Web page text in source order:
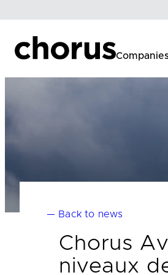
content
— Back to news
Chorus
niveaux